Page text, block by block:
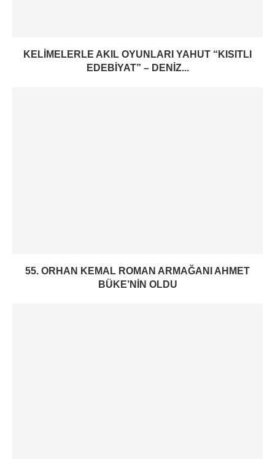
KELIMELERLE AKIL OYUNLARI YAHUT “KISITLI
EDEBIYAT” – DENIZ...
55. ORHAN KEMAL ROMAN ARMAĞANI AHMET
BÜKE’NIN OLDU